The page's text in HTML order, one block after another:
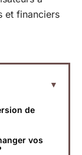
et financiers
de
vos